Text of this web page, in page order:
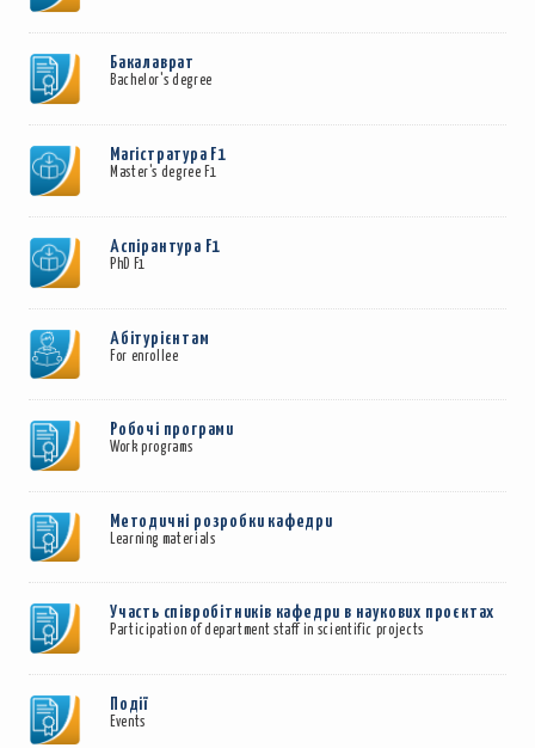
Бакалаврат
Bachelor's degree
Магістратура F1
Master's degree F1
Аспірантура F1
PhD F1
Абітурієнтам
For enrollee
Робочi програми
Work programs
Методичні розробки кафедри
Learning materials
Участь співробітників кафедри в наукових проєктах
Participation of department staff in scientific projects
Події
Events